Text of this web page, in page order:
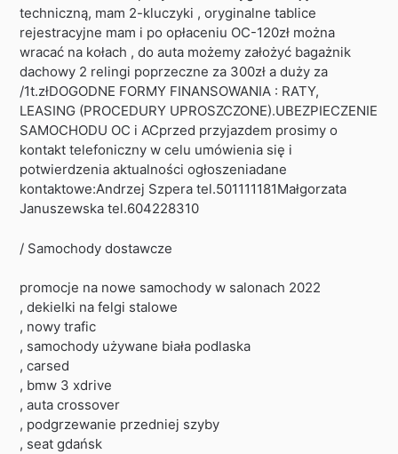
techniczną, mam 2-kluczyki , oryginalne tablice
rejestracyjne mam i po opłaceniu OC-120zł można
wracać na kołach , do auta możemy założyć bagażnik
dachowy 2 relingi poprzeczne za 300zł a duży za
/1t.złDOGODNE FORMY FINANSOWANIA : RATY,
LEASING (PROCEDURY UPROSZCZONE).UBEZPIECZENIE
SAMOCHODU OC i ACprzed przyjazdem prosimy o
kontakt telefoniczny w celu umówienia się i
potwierdzenia aktualności ogłoszeniadane
kontaktowe:Andrzej Szpera tel.501111181Małgorzata
Januszewska tel.604228310
/ Samochody dostawcze
promocje na nowe samochody w salonach 2022
, dekielki na felgi stalowe
, nowy trafic
, samochody używane biała podlaska
, carsed
, bmw 3 xdrive
, auta crossover
, podgrzewanie przedniej szyby
, seat gdańsk